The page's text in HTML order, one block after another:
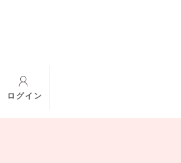
ログイン